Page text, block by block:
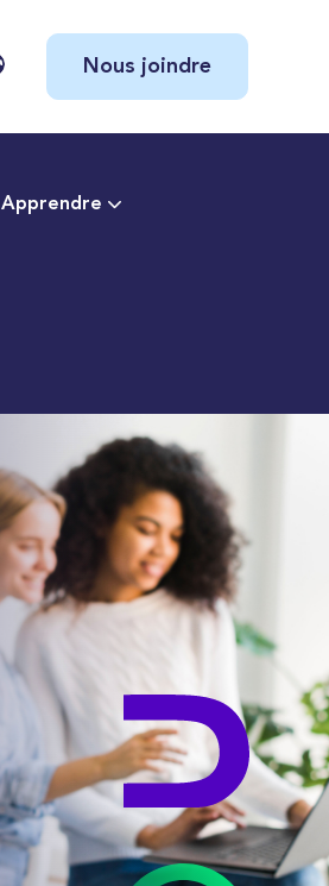
Nous joindre
Apprendre